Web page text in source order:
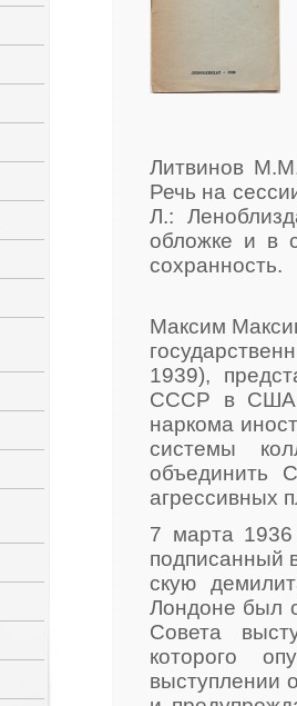
Литвинов
Речь на
Л.:
обложке и в
сохранность.
Максим
1939),
СССР в США
наркома
системы
объединить
агрессивных
7 марта 1936
подписанный
скую
Лондоне был
Совета
которого
выступлении